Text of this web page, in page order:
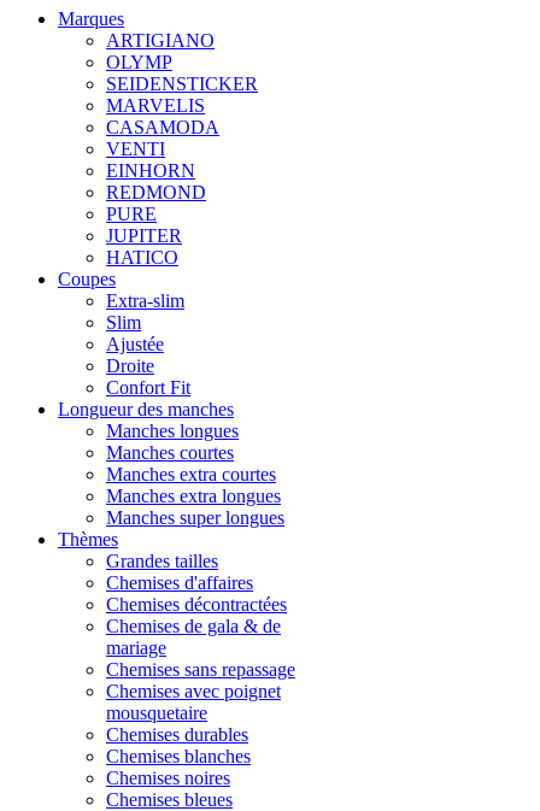
Marques
ARTIGIANO
OLYMP
SEIDENSTICKER
MARVELIS
CASAMODA
VENTI
EINHORN
REDMOND
PURE
JUPITER
HATICO
Coupes
Extra-slim
Slim
Ajustée
Droite
Confort Fit
Longueur des manches
Manches longues
Manches courtes
Manches extra courtes
Manches extra longues
Manches super longues
Thèmes
Grandes tailles
Chemises d'affaires
Chemises décontractées
Chemises de gala & de
mariage
Chemises sans repassage
Chemises avec poignet
mousquetaire
Chemises durables
Chemises blanches
Chemises noires
Chemises bleues